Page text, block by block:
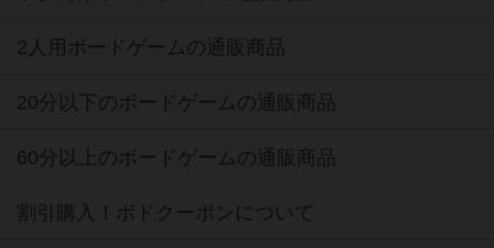
2人用ボードゲームの通販商品
20分以下のボードゲームの通販商品
60分以上のボードゲームの通販商品
割引購入！ボドクーポンについて